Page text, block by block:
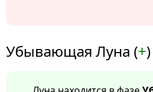
Убывающая Луна (+)